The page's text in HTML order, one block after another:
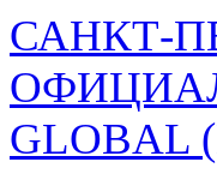
САНКТ-
GLOBAL